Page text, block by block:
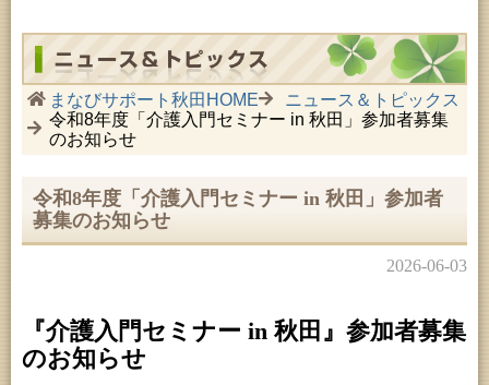
まなびサポート秋田HOME
ニュース＆トピックス
令和8年度「介護入門セミナー in 秋田」参加者募集
のお知らせ
令和8年度「介護入門セミナー in 秋田」参加者
募集のお知らせ
2026-06-03
『介護入門セミナー in 秋田』参加者募集
のお知らせ